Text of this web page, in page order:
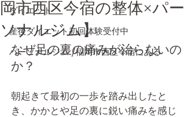
ダイエット
産後ダイエット初回体験受付中
パーソナルジム /福岡市西区今宿にある
岡市西区今宿の整体×パー
ソナルジム】
なぜ足の裏の痛みが治らないの
か？
朝起きて最初の一歩を踏み出したと
き、かかとや足の裏に鋭い痛みを感じ